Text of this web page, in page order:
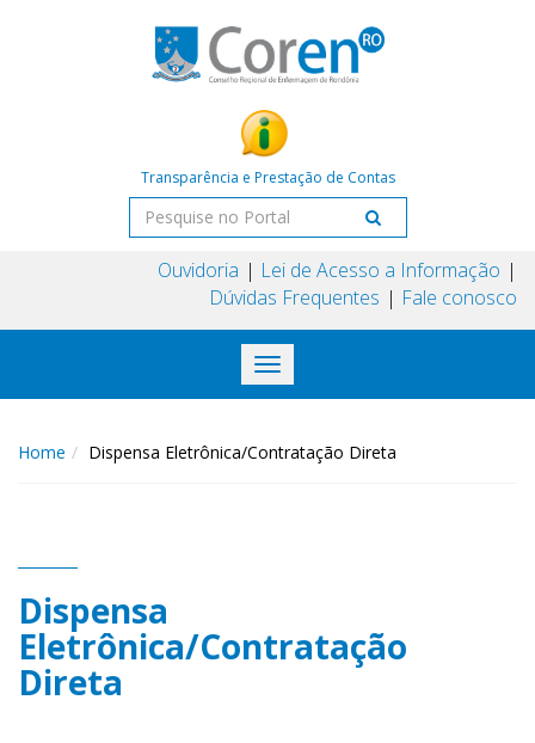
Transparência e Prestação de Contas
Ouvidoria
Lei de Acesso a Informação
Dúvidas Frequentes
Fale conosco
Toggle
navigation
Home Dispensa Eletrônica/Contratação Direta
Dispensa
Eletrônica/Contratação
Direta